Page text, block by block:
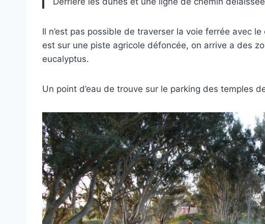
Il n’est pas possible de traverser la voie ferrée avec
est sur une piste agricole défoncée, on arrive a des
eucalyptus.
Un point d’eau de trouve sur le parking des temples